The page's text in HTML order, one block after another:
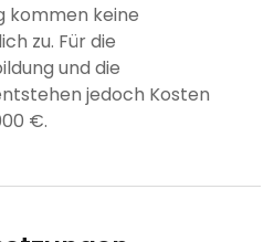
kommen keine
zu. Für die
und die
jedoch Kosten
€.